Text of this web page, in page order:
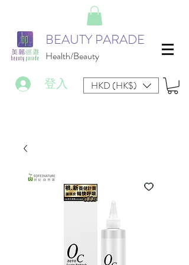
BEAUTY PARADE
Health/Beauty
登入 HKD (HK$)